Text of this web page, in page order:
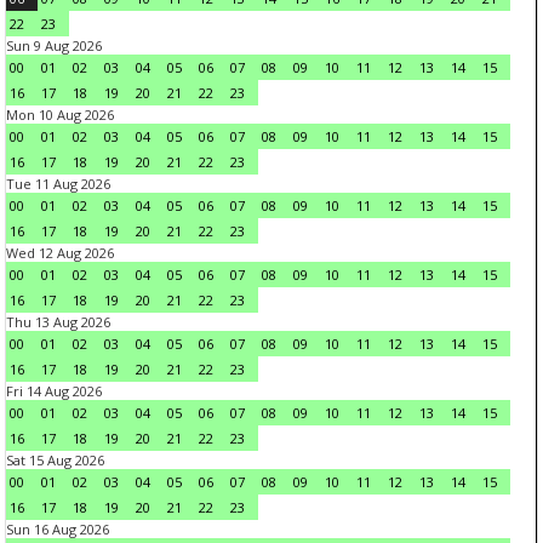
22
23
Sun 9 Aug 2026
00
01 02 03 04 05 06 07 08 09 10 11 12 13 14
15
16
17 18 19 20 21 22
23
Mon 10 Aug 2026
00
01 02 03 04 05 06 07 08 09 10 11 12 13 14
15
16
17 18 19 20 21 22
23
Tue 11 Aug 2026
00
01 02 03 04 05 06 07 08 09 10 11 12 13 14
15
16
17 18 19 20 21 22
23
Wed 12 Aug 2026
00
01 02 03 04 05 06 07 08 09 10 11 12 13 14
15
16
17 18 19 20 21 22
23
Thu 13 Aug 2026
00
01 02 03 04 05 06 07 08 09 10 11 12 13 14
15
16
17 18 19 20 21 22
23
Fri 14 Aug 2026
00
01 02 03 04 05 06 07 08 09 10 11 12 13 14
15
16
17 18 19 20 21 22
23
Sat 15 Aug 2026
00
01 02 03 04 05 06 07 08 09 10 11 12 13 14
15
16
17 18 19 20 21 22
23
Sun 16 Aug 2026